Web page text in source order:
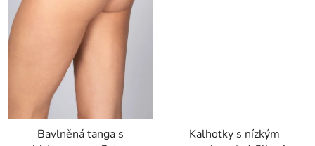
Bavlněná tanga s
Kalhotky s nízkým